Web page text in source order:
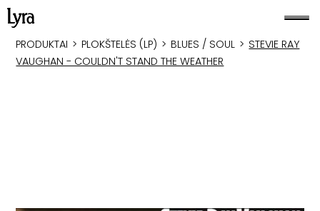
PRODUKTAI > PLOKŠTELĖS (LP) > BLUES / SOUL > STEVIE RAY
VAUGHAN - COULDN'T STAND THE WEATHER